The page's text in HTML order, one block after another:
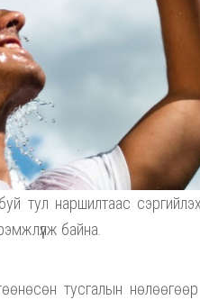
тул наршилтаас
байна.
тусгалын